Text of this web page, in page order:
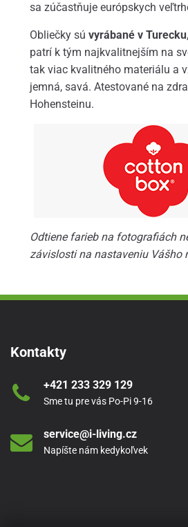
sa zúčastňuje európskych
Obliečky sú vyrábané v Turecku
patrí k tým najkvalitnejším na
tak viac kvalitného materiálu a
jemná, savá. Atestované na
Hohensteinu.
Odtiene farieb na fotografiách
závislosti na nastaveniu Vášho
Kontakty
+421 233 329 129
Sme tu pre vás Po-Pi 9-16
service@i-living.cz
Napíšte nám kedykoľvek